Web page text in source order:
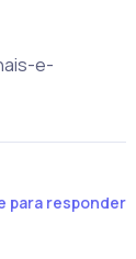
e-
para responder